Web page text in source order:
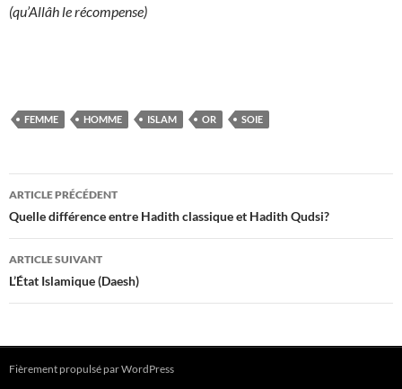
(qu’Allâh le récompense)
FEMME HOMME ISLAM OR SOIE
Navigation
des
articles
ARTICLE PRÉCÉDENT
Quelle différence entre Hadith classique et Hadith Qudsi?
ARTICLE SUIVANT
L’État Islamique (Daesh)
Fièrement propulsé par WordPress